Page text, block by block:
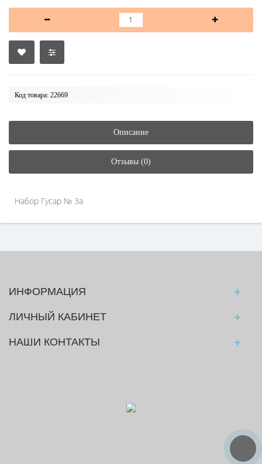
Код товара: 22669
Описание
Отзывы (0)
Набор Гусар № 3а
ИНФОРМАЦИЯ
ЛИЧНЫЙ КАБИНЕТ
НАШИ КОНТАКТЫ